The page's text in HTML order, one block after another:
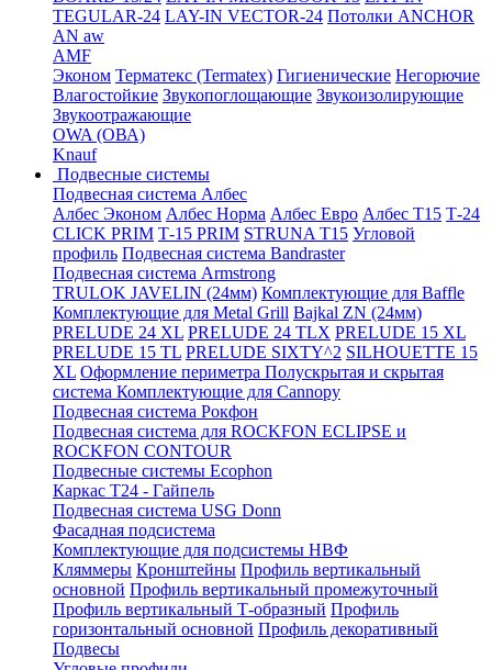
TEGULAR-24 LAY-IN VECTOR-24 Потолки ANCHOR
AN aw
AMF
Эконом Терматекс (Termatex) Гигиенические Негорючие
Влагостойкие Звукопоглощающие Звукоизолирующие
Звукоотражающие
OWA (ОВА)
Knauf
Подвесные системы
Подвесная система Албес
Албес Эконом Албес Норма Албес Евро Албес T15 Т-24
CLICK PRIM Т-15 PRIM STRUNA Т15 Угловой
профиль Подвесная система Bandraster
Подвесная система Armstrong
TRULOK JAVELIN (24мм) Комплектующие для Baffle
Комплектующие для Metal Grill Bajkal ZN (24мм)
PRELUDE 24 XL PRELUDE 24 TLX PRELUDE 15 XL
PRELUDE 15 TL PRELUDE SIXTY^2 SILHOUETTE 15
XL Оформление периметра Полускрытая и скрытая
система Комплектующие для Cannopy
Подвесная система Рокфон
Подвесная система для ROCKFON ECLIPSE и
ROCKFON CONTOUR
Подвесные системы Ecophon
Каркас Т24 - Гайпель
Подвесная система USG Donn
Фасадная подсистема
Комплектующие для подсистемы НВФ
Кляммеры Кронштейны Профиль вертикальный
основной Профиль вертикальный промежуточный
Профиль вертикальный Т-образный Профиль
горизонтальный основной Профиль декоративный
Подвесы